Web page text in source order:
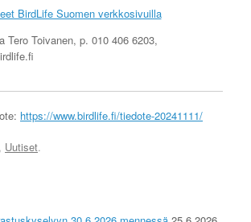
BirdLife Suomen verkkosivuilla
Tero Toivanen, p. 010 406 6203,
https://www.birdlife.fi/tiedote-20241111/
, Uutiset.